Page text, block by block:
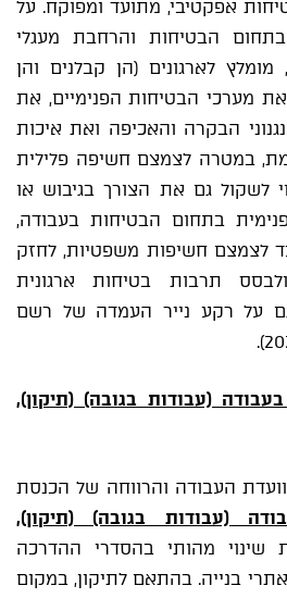
אפקטיבי, מתועד ומפוקח. על
הבטיחות והרחבת מעגלי
לארגונים (הן קבלנים והן
מערכי הבטיחות הפנימיים, את
הבקרה והאכיפה ואת איכות
במטרה לצמצם חשיפה פלילית
לשקול גם את הצורך בגיבוש או
בתחום הבטיחות בעבודה,
לצמצם חשיפות משפטיות, לחזק
תרבות בטיחות ארגונית
על רקע נייר העמדה של רשם
(עבודות בגובה) (תיקון),
(עבודות בגובה) (תיקון),
שינוי מהותי בהסדרי ההדרכה
בנייה. בהתאם לתיקון, במקום